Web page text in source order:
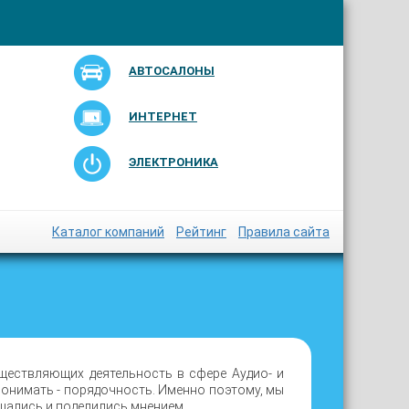
АВТОСАЛОНЫ
ИНТЕРНЕТ
ЭЛЕКТРОНИКА
Каталог компаний Рейтинг Правила сайта
деятельность в сфере Аудио- и
- порядочность. Именно поэтому, мы